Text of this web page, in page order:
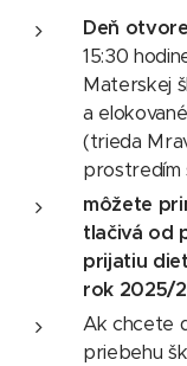
Deň
15:30
Materskej
a
(trieda
prostredím
môžete
tlačivá od
prijatiu
rok 2025/
Ak chcete
priebehu